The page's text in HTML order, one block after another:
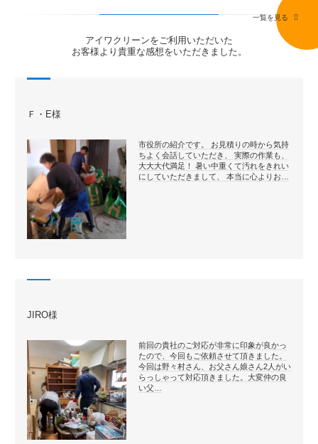
アイワクリーンをご利用いただいた
お客様より貴重な感想をいただきました。
一覧を見る
Ｆ・E様
市役所の紹介です。 お見積りの時から気持
ちよく会話していただき、 実際の作業も、
大大大代満足！ 暑い中重くて汚れをきれい
にしていただきまして、 本当に心よりお…
JIRO様
前回の貴社のご対応が非常に印象が良かっ
たので、今回もご依頼させて頂きました。
今回は野々村さん、お父さん娘さん2人がい
らっしゃって対応頂きました。大変仲の良
い父…